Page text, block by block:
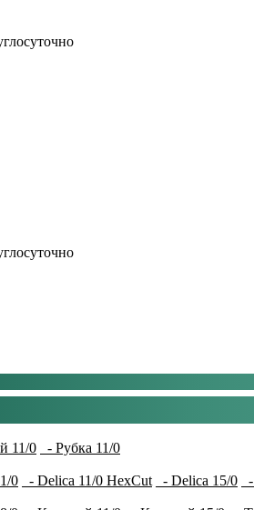
11/0 - Рубка 11/0
0 - Delica 11/0 HexCut - Delica 15/0